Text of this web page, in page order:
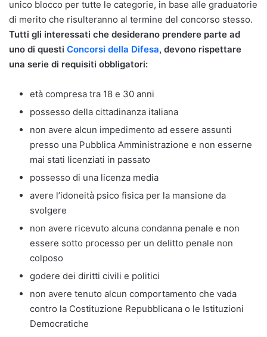
unico blocco per tutte le categorie, in base alle graduatorie
di merito che risulteranno al termine del concorso stesso.
Tutti gli interessati che desiderano prendere parte ad
uno di questi Concorsi della Difesa, devono rispettare
una serie di requisiti obbligatori:
età compresa tra 18 e 30 anni
possesso della cittadinanza italiana
non avere alcun impedimento ad essere assunti
presso una Pubblica Amministrazione e non esserne
mai stati licenziati in passato
possesso di una licenza media
avere l’idoneità psico fisica per la mansione da
svolgere
non avere ricevuto alcuna condanna penale e non
essere sotto processo per un delitto penale non
colposo
godere dei diritti civili e politici
non avere tenuto alcun comportamento che vada
contro la Costituzione Repubblicana o le Istituzioni
Democratiche